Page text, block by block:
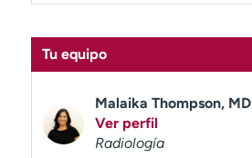
Tu equipo
Malaika Thompson, MD
Ver perfil
Radiología